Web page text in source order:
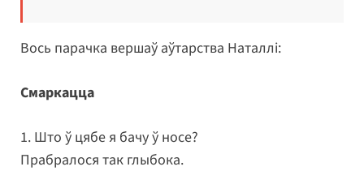
Вось парачка вершаў аўтарства Наталлі:
Смаркацца
1. Што ў цябе я бачу ў носе?
Прабралося так глыбока.